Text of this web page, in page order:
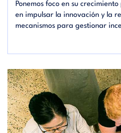
Ponemos foco en su
en impulsar la innovación y la
mecanismos para gestionar